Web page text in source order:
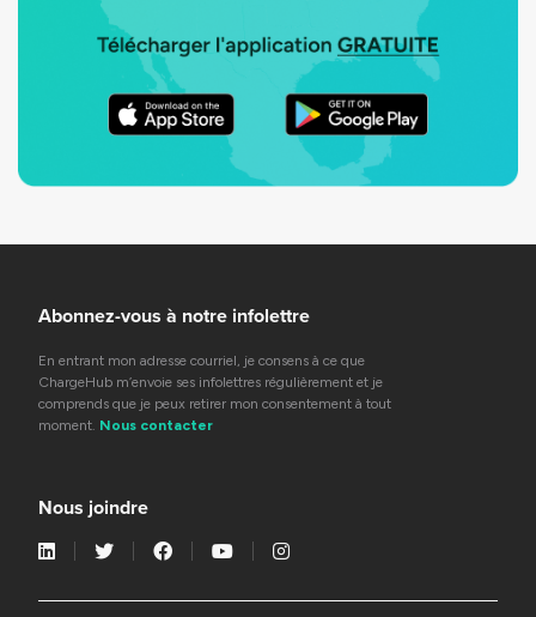
Abonnez-vous à notre infolettre
En entrant mon adresse courriel, je consens à ce que
ChargeHub m’envoie ses infolettres régulièrement et je
comprends que je peux retirer mon consentement à tout
moment. Nous contacter
Nous joindre